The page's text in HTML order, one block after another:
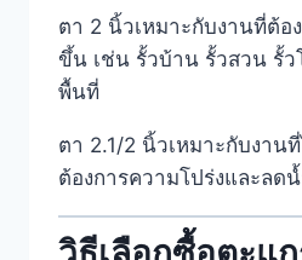
ตา 2 นิ้วเหมาะกับงานที่ต้อ
ขึ้น เช่น รั้วบ้าน รั้วสวน รั้ว
พื้นที่
ตา 2.1/2 นิ้วเหมาะกับงาน
ต้องการความโปร่งและลด